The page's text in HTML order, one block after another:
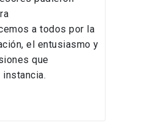
a todos por la
el entusiasmo y
que